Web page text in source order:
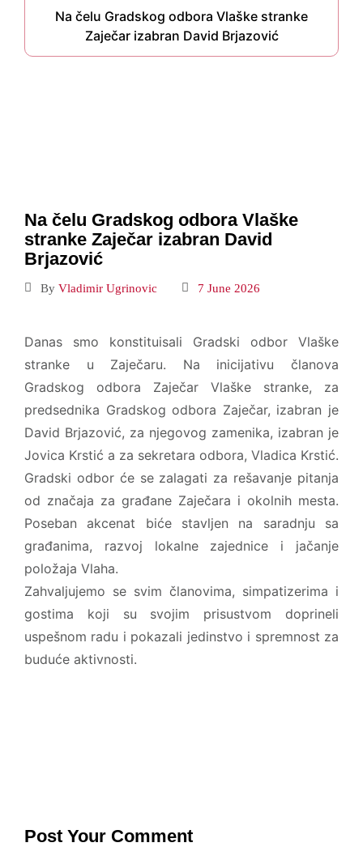
Na čelu Gradskog odbora Vlaške stranke
Zaječar izabran David Brjazović
Na čelu Gradskog odbora Vlaške
stranke Zaječar izabran David
Brjazović
By Vladimir Ugrinovic 7 June 2026
Danas smo konstituisali Gradski odbor Vlaške
stranke u Zaječaru. Na inicijativu članova
Gradskog odbora Zaječar Vlaške stranke, za
predsednika Gradskog odbora Zaječar, izabran je
David Brjazović, za njegovog zamenika, izabran je
Jovica Krstić a za sekretara odbora, Vladica Krstić.
Gradski odbor će se zalagati za rešavanje pitanja
od značaja za građane Zaječara i okolnih mesta.
Poseban akcenat biće stavljen na saradnju sa
građanima, razvoj lokalne zajednice i jačanje
položaja Vlaha.
Zahvaljujemo se svim članovima, simpatizerima i
gostima koji su svojim prisustvom doprineli
uspešnom radu i pokazali jedinstvo i spremnost za
buduće aktivnosti.
Post Your Comment